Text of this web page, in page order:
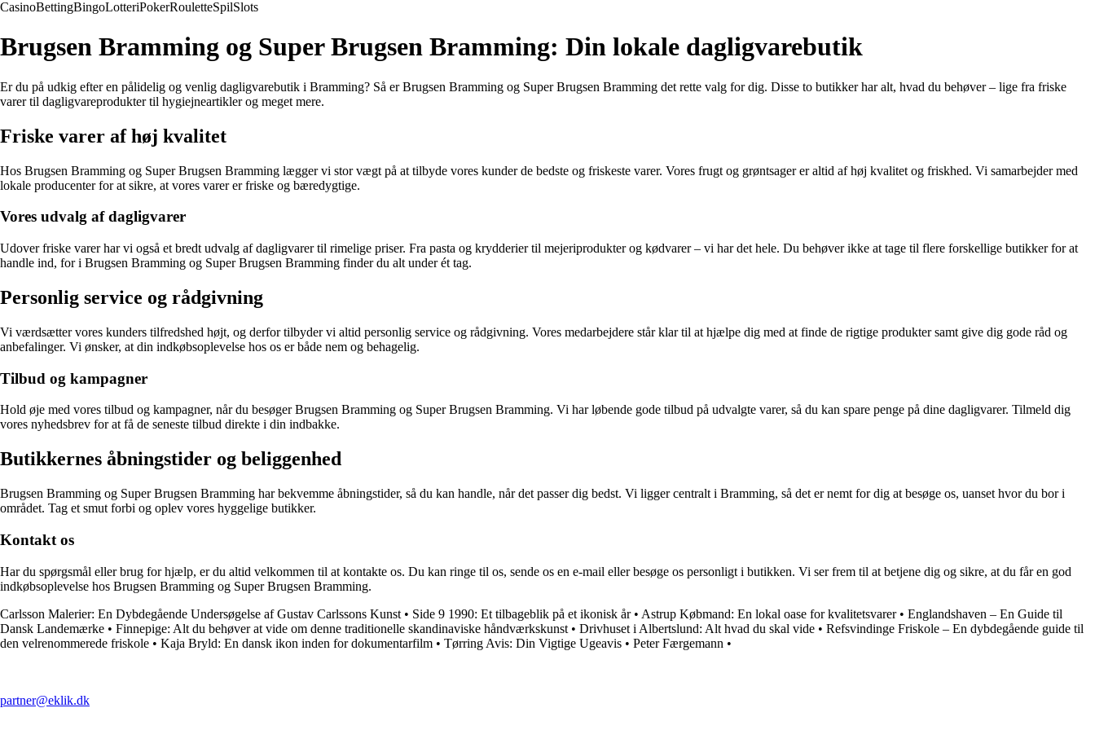
CasinoBettingBingoLotteriPokerRouletteSpilSlots
Brugsen Bramming og Super Brugsen Bramming: Din lokale dagligvarebutik
Er du på udkig efter en pålidelig og venlig dagligvarebutik i Bramming? Så er Brugsen Bramming og Super Brugsen Bramming det rette valg for dig. Disse to butikker har alt, hvad du behøver – lige fra friske
varer til dagligvareprodukter til hygiejneartikler og meget mere.
Friske varer af høj kvalitet
Hos Brugsen Bramming og Super Brugsen Bramming lægger vi stor vægt på at tilbyde vores kunder de bedste og friskeste varer. Vores frugt og grøntsager er altid af høj kvalitet og friskhed. Vi samarbejder med
lokale producenter for at sikre, at vores varer er friske og bæredygtige.
Vores udvalg af dagligvarer
Udover friske varer har vi også et bredt udvalg af dagligvarer til rimelige priser. Fra pasta og krydderier til mejeriprodukter og kødvarer – vi har det hele. Du behøver ikke at tage til flere forskellige butikker for at
handle ind, for i Brugsen Bramming og Super Brugsen Bramming finder du alt under ét tag.
Personlig service og rådgivning
Vi værdsætter vores kunders tilfredshed højt, og derfor tilbyder vi altid personlig service og rådgivning. Vores medarbejdere står klar til at hjælpe dig med at finde de rigtige produkter samt give dig gode råd og
anbefalinger. Vi ønsker, at din indkøbsoplevelse hos os er både nem og behagelig.
Tilbud og kampagner
Hold øje med vores tilbud og kampagner, når du besøger Brugsen Bramming og Super Brugsen Bramming. Vi har løbende gode tilbud på udvalgte varer, så du kan spare penge på dine dagligvarer. Tilmeld dig
vores nyhedsbrev for at få de seneste tilbud direkte i din indbakke.
Butikkernes åbningstider og beliggenhed
Brugsen Bramming og Super Brugsen Bramming har bekvemme åbningstider, så du kan handle, når det passer dig bedst. Vi ligger centralt i Bramming, så det er nemt for dig at besøge os, uanset hvor du bor i
området. Tag et smut forbi og oplev vores hyggelige butikker.
Kontakt os
Har du spørgsmål eller brug for hjælp, er du altid velkommen til at kontakte os. Du kan ringe til os, sende os en e-mail eller besøge os personligt i butikken. Vi ser frem til at betjene dig og sikre, at du får en god
indkøbsoplevelse hos Brugsen Bramming og Super Brugsen Bramming.
Carlsson Malerier: En Dybdegående Undersøgelse af Gustav Carlssons Kunst • Side 9 1990: Et tilbageblik på et ikonisk år• Astrup Købmand: En lokal oase for kvalitetsvarer• Englandshaven – En Guide til
Dansk Landemærke • Finnepige: Alt du behøver at vide om denne traditionelle skandinaviske håndværkskunst • Drivhuset i Albertslund: Alt hvad du skal vide • Refsvindinge Friskole – En dybdegående guide til
den velrenommerede friskole • Kaja Bryld: En dansk ikon inden for dokumentarfilm • Tørring Avis: Din Vigtige Ugeavis • Peter Færgemann •
partner@eklik.dk